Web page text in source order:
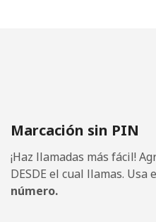
Celular
France
Marcación sin PIN
¡Haz llamadas más fácil!
DESDE el cual llamas. Usa
número.